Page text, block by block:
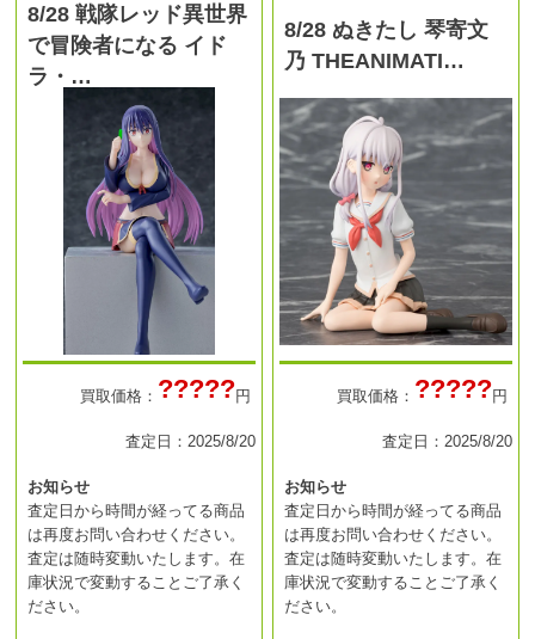
8/28 戦隊レッド異世界
で冒険者になる イド
ラ・…
買取価格： ?????円
査定日：2025/8/20
お知らせ
査定日から時間が経ってる商品
は再度お問い合わせください。
査定は随時変動いたします。在
庫状況で変動することご了承く
ださい。
8/28 ぬきたし 琴寄文
乃 THEANIMATI…
買取価格： ?????円
査定日：2025/8/20
お知らせ
査定日から時間が経ってる商品
は再度お問い合わせください。
査定は随時変動いたします。在
庫状況で変動することご了承く
ださい。